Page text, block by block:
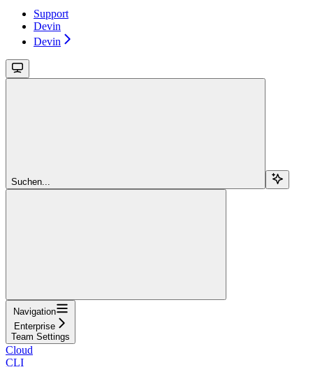
Support
Devin
Devin
Suchen...
Navigation
Enterprise
Team Settings
Cloud
CLI